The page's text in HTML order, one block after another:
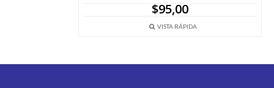
$95,00
VISTA RÁPIDA